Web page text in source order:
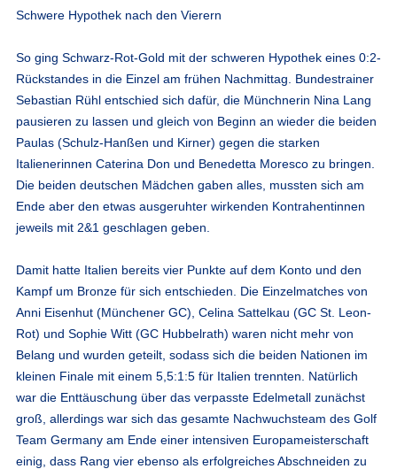
Schwere Hypothek nach den Vierern
So ging Schwarz-Rot-Gold mit der schweren Hypothek eines 0:2-
Rückstandes in die Einzel am frühen Nachmittag. Bundestrainer
Sebastian Rühl entschied sich dafür, die Münchnerin Nina Lang
pausieren zu lassen und gleich von Beginn an wieder die beiden
Paulas (Schulz-Hanßen und Kirner) gegen die starken
Italienerinnen Caterina Don und Benedetta Moresco zu bringen.
Die beiden deutschen Mädchen gaben alles, mussten sich am
Ende aber den etwas ausgeruhter wirkenden Kontrahentinnen
jeweils mit 2&1 geschlagen geben.
Damit hatte Italien bereits vier Punkte auf dem Konto und den
Kampf um Bronze für sich entschieden. Die Einzelmatches von
Anni Eisenhut (Münchener GC), Celina Sattelkau (GC St. Leon-
Rot) und Sophie Witt (GC Hubbelrath) waren nicht mehr von
Belang und wurden geteilt, sodass sich die beiden Nationen im
kleinen Finale mit einem 5,5:1:5 für Italien trennten. Natürlich
war die Enttäuschung über das verpasste Edelmetall zunächst
groß, allerdings war sich das gesamte Nachwuchsteam des Golf
Team Germany am Ende einer intensiven Europameisterschaft
einig, dass Rang vier ebenso als erfolgreiches Abschneiden zu